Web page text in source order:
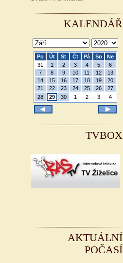
KALENDÁŘ
Po Út St Čt Pá So
Ne
31
1 2 3 4 5
6
7
8 9 10 11 12
13
14
15 16 17 18 19
20
21
22 23 24 25 26
27
28
29 30 1 2 3 4
TVBOX
AKTUÁLNÍ
POČASÍ